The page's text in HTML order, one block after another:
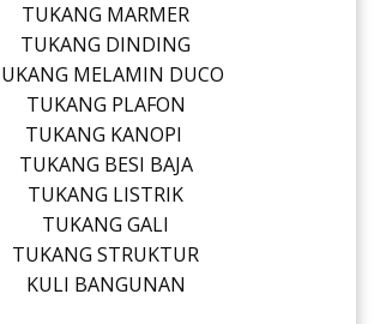
TUKANG MARMER
TUKANG DINDING
MELAMIN DUCO
TUKANG PLAFON
TUKANG KANOPI
TUKANG BESI BAJA
TUKANG LISTRIK
TUKANG GALI
TUKANG STRUKTUR
KULI BANGUNAN